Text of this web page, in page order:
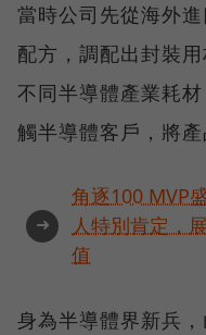
當時公司先從海外
配方，調配出封裝
不同半導體產業耗
觸半導體客戶，將產
➜
角逐100 MVP
人特別肯定，
值
身為半導體界新兵